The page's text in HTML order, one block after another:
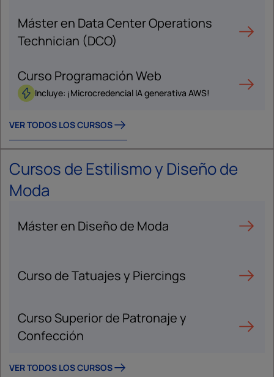
Máster en Data Center Operations
Technician (DCO)
Curso Programación Web
Incluye: ¡Microcredencial IA generativa AWS!
VER TODOS LOS CURSOS
Cursos de Estilismo y Diseño de
Moda
Máster en Diseño de Moda
Curso de Tatuajes y Piercings
Curso Superior de Patronaje y
Confección
VER TODOS LOS CURSOS